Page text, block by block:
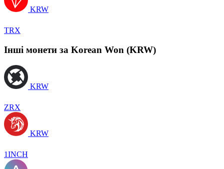
KRW
TRX
Інші монети за Korean Won (KRW)
KRW
ZRX
KRW
1INCH